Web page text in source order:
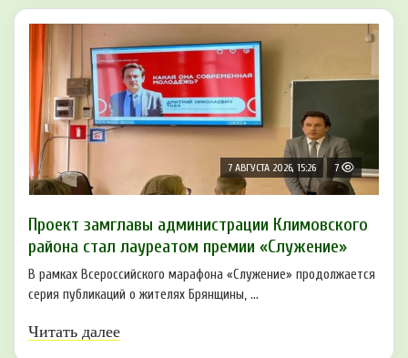
7 АВГУСТА 2026, 15:26 7
Проект замглавы администрации Климовского
района стал лауреатом премии «Служение»
В рамках Всероссийского марафона «Служение» продолжается
серия публикаций о жителях Брянщины, ...
Читать далее